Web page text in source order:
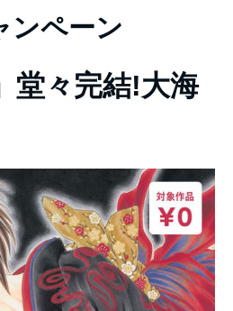
ンペーン
堂々完結!大海